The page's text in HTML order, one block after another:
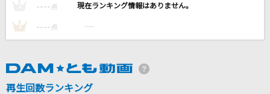
[生音]大阪恋しずく
水森かおり
松田聖子
---- 点 ----
3 ---- 点 ----
再生回数ランキング